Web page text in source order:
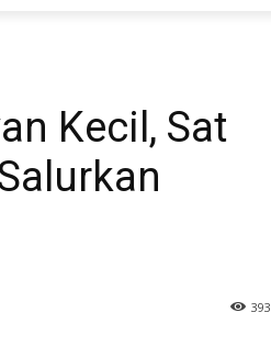
Kecil, Sat
393